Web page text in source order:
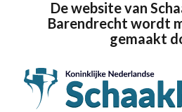
De website van
Barendrecht wordt
gemaakt